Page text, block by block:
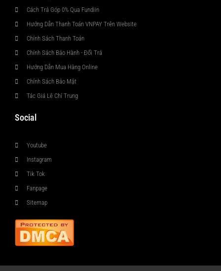
Cách Trả Góp 0% Qua Fundiin
Hướng Dẫn Thanh Toán VNPAY Trên Website
Chính Sách Thanh Toán
Chính Sách Bảo Hành - Đổi Trả
Hướng Dẫn Mua Hàng Online
Chính Sách Bảo Mật
Tác Giả Lê Chí Trung
Social
Youtube
Instagram
Tik Tok
Fanpage
Sitemap